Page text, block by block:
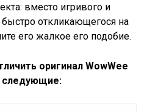
вместо игривого и
откликающегося на
его жалкое его подобие.
оригинал WowWee
следующие: